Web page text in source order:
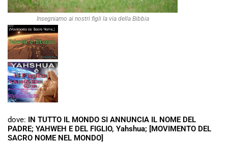
Insegniamo ai nostri figli la via della Bibbia
dove: IN TUTTO IL MONDO SI ANNUNCIA IL NOME DEL
PADRE; YAHWEH E DEL FIGLIO, Yahshua; [MOVIMENTO DEL
SACRO NOME NEL MONDO]